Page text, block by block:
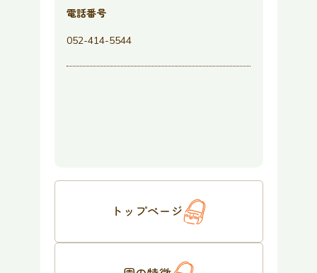
電話番号
052-414-5544
トップページ